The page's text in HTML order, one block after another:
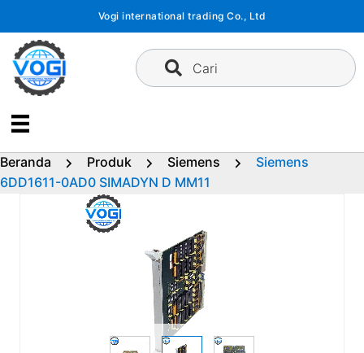
konten
Vogi international trading Co., Ltd
Cari
Beranda Produk Siemens
Siemens
6DD1611-0AD0 SIMADYN D MM11